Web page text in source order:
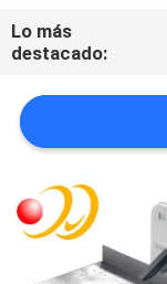
PIDA
CITA
MAPA
DEL
SITIO
Lo más
destacado: